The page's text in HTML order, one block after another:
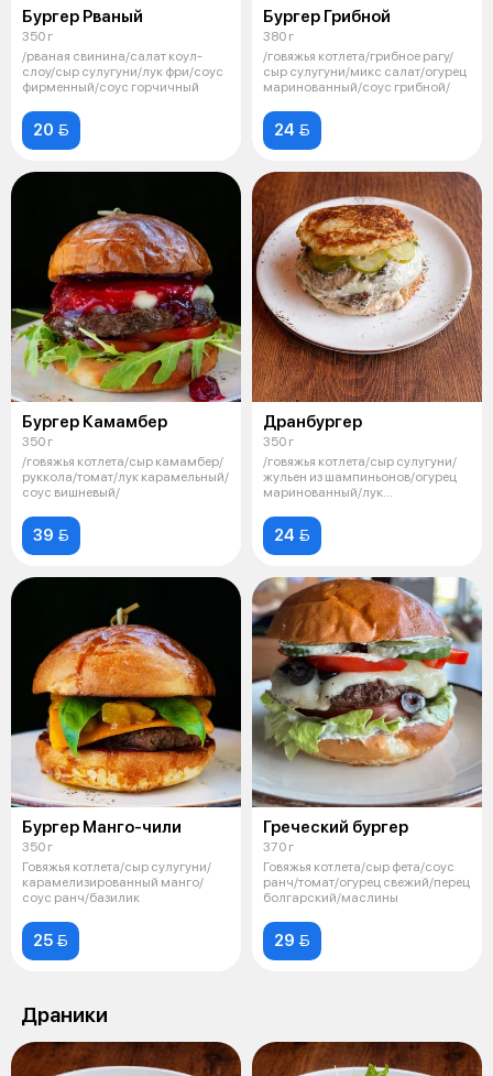
Бургер Рваный
350 г
/рваная свинина/салат коул-
слоу/сыр сулугуни/лук фри/соус
фирменный/соус горчичный
20 
Бургер Грибной
380 г
/говяжья котлета/грибное рагу/
сыр сулугуни/микс салат/огурец
маринованный/соус грибной/
24 
Бургер Камамбер
350 г
/говяжья котлета/сыр камамбер/
руккола/томат/лук карамельный/
соус вишневый/
39 
Дранбургер
350 г
/говяжья котлета/сыр сулугуни/
жульен из шампиньонов/огурец
маринованный/лук
24 
Бургер Манго-чили
350 г
Говяжья котлета/сыр сулугуни/
карамелизированный манго/
соус ранч/базилик
25 
Греческий бургер
370 г
Говяжья котлета/сыр фета/соус
ранч/томат/огурец свежий/перец
болгарский/маслины
29 
Драники